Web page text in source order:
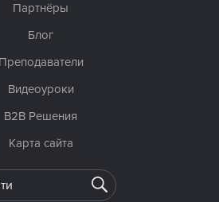
Партнёры
Блог
Преподаватели
Видеоуроки
B2B Решения
Карта сайта